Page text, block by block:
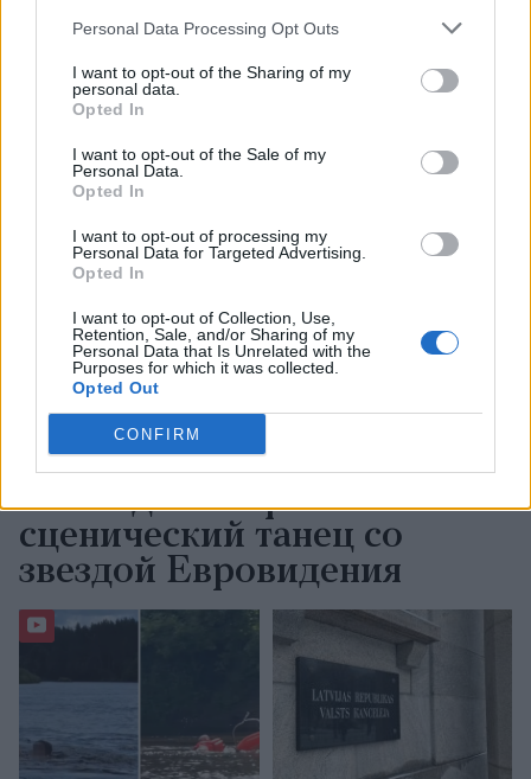
Personal Data Processing Opt Outs
I want to opt-out of the Sharing of my
personal data.
Opted In
I want to opt-out of the Sale of my
Personal Data.
Opted In
I want to opt-out of processing my
Personal Data for Targeted Advertising.
Opted In
I want to opt-out of Collection, Use,
Retention, Sale, and/or Sharing of my
Personal Data that Is Unrelated with the
Purposes for which it was collected.
Opted Out
CONFIRM
«Такможно дурачиться на
своей кухне, а не на сцене!»
Элита Милграве
позволила себе
неожиданно эротичный
сценический танец со
звездой Евровидения